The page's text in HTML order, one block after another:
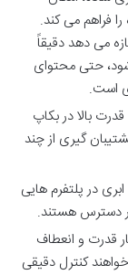
فراهم می کند.
می دهد دقیقاً
حتی محتوای
است.
بالا در بکاپ
گیری از چند
در پلتفرم هایی
قدرت و انعطاف
کنترل دقیقی